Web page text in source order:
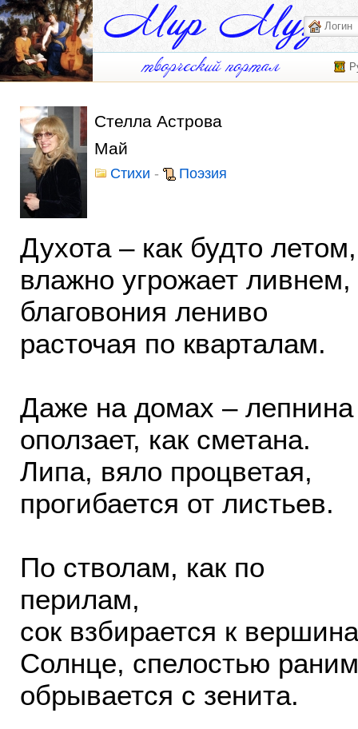
Стелла Астрова
Май
Стихи - Поэзия
Духота – как будто летом,
влажно угрожает ливнем,
благовония лениво
расточая по кварталам.
Даже на домах – лепнина
оползает, как сметана.
Липа, вяло процветая,
прогибается от листьев.
По стволам, как по
перилам,
сок взбирается к
Солнце, спелостью
обрывается с зенита.